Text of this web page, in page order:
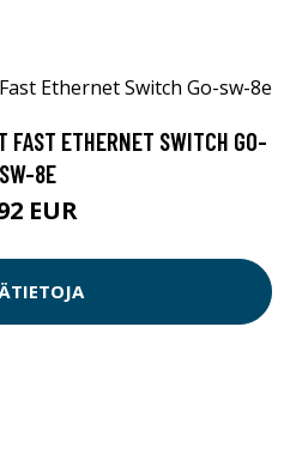
ETHERNET SWITCH GO-
SW-8E
EUR